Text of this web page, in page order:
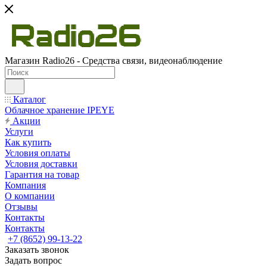
Магазин Radio26 - Средства связи, видеонаблюдение
Каталог
Облачное хранение IPEYE
Акции
Услуги
Как купить
Условия оплаты
Условия доставки
Гарантия на товар
Компания
О компании
Отзывы
Контакты
Контакты
+7 (8652) 99-13-22
Заказать звонок
Задать вопрос